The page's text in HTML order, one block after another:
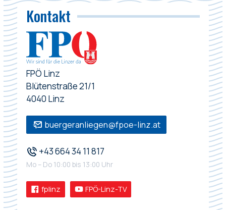
Kontakt
FPÖ Linz
Blütenstraße 21/1
4040 Linz
buergeranliegen@fpoe-linz.at
+43 664 34 11 817
Mo – Do 10:00 bis 13:00 Uhr
fplinz FPÖ-Linz-TV